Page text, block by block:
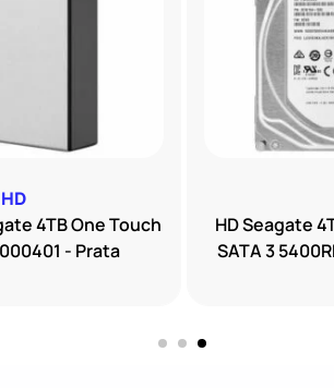
HD Seagate
SATA 3
HD
4TB One Touch
- Prata